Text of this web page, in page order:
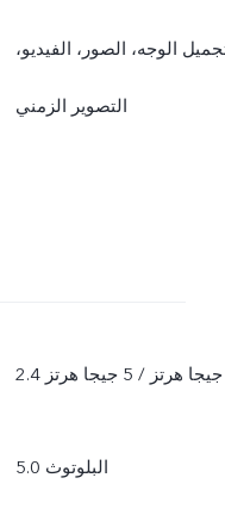
الوجه، الصور، الفيديو،
التصوير الزمني
2.4 جيجا هرتز / 5 جيجا هرتز
البلوتوث 5.0